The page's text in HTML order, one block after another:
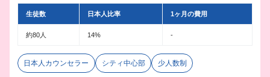
生徒数 日本人比率 1ヶ月の費用
約80人 14% -
日本人カウンセラー シティ中心部 少人数制